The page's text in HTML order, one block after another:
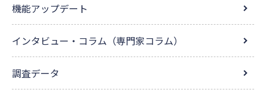
機能アップデート
インタビュー・コラム（専門家コラム）
調査データ